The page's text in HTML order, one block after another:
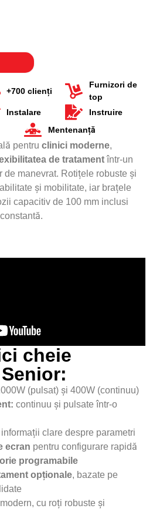
+700 clienți
Furnizori de
top
Instalare
Instruire
Mentenanță
pentruclinici moderne,
de tratament într-un
de manevrat. Rotițele robuste și
și mobilitate, iar brațele
capacitiv de 100 mm inclusi
cheie
(pulsat) și 400W (continuu)
continuu și pulsate într-o
clare despre parametri
ecran pentru configurare rapidă
programabile
opționale, bazate pe
cu roți robuste și